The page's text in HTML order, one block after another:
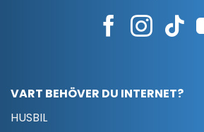
VART BEHÖVER DU INTERNET?
HUSBIL